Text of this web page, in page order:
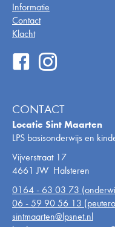
Informatie
Contact
Klacht
CONTACT
Locatie Sint Maarten
LPS basisonderwijs en
Vijverstraat 17
4661 JW Halsteren
0164 - 63 03 73
06 - 59 90 56 13
sintmaarten@lpsnet.nl